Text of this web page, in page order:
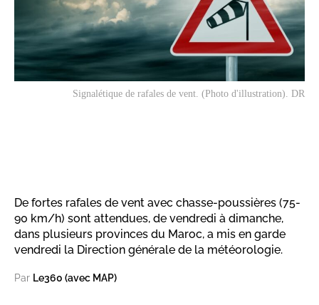
Signalétique de rafales de vent. (Photo d'illustration). DR
De fortes rafales de vent avec chasse-poussières (75-
90 km/h) sont attendues, de vendredi à dimanche,
dans plusieurs provinces du Maroc, a mis en garde
vendredi la Direction générale de la météorologie.
Par Le360 (avec MAP)